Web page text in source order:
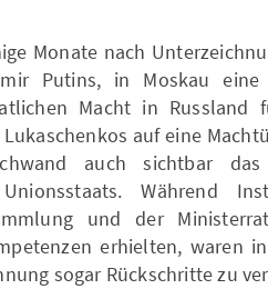
Monate nach
Putins, in Moskau
Macht in Russland
auf eine
auch sichtbar
Während
und der
erhielten, waren
sogar Rückschritte zu